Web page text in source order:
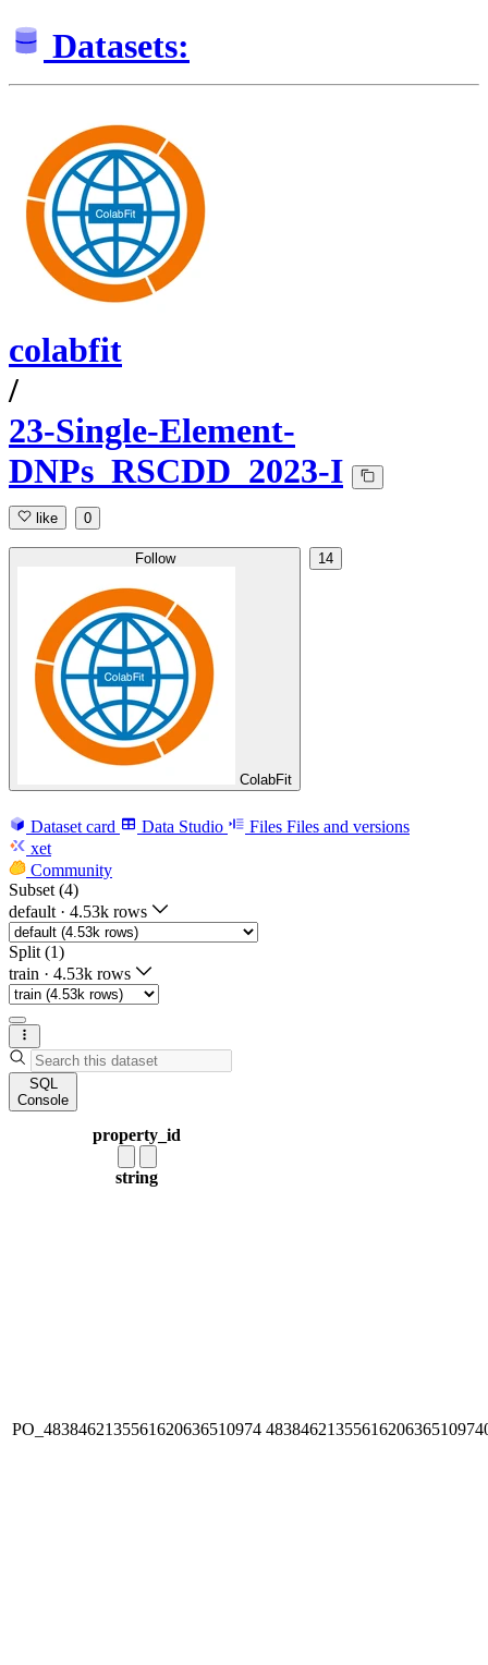
Datasets:
colabfit
/
23-Single-Element-
DNPs_RSCDD_2023-I
like 0
Follow
ColabFit
14
Dataset card Data Studio Files Files and versions
xet
Community
Subset (4)
default · 4.53k rows
Split (1)
train · 4.53k rows
SQL
Console
property_id
string
PO_4838462135561620636510974